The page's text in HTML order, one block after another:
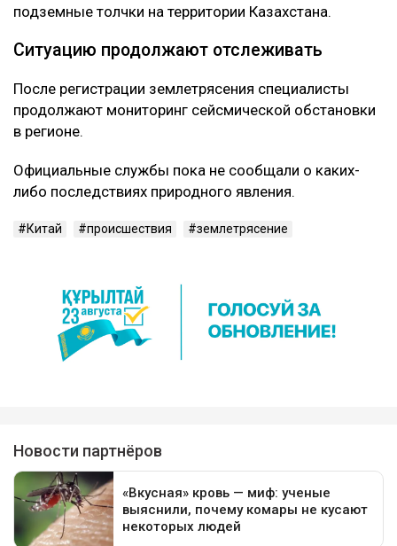
подземные толчки на территории Казахстана.
Ситуацию продолжают отслеживать
После регистрации землетрясения специалисты
продолжают мониторинг сейсмической обстановки
в регионе.
Официальные службы пока не сообщали о каких-
либо последствиях природного явления.
Китай происшествия землетрясение